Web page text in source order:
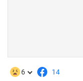
6 14